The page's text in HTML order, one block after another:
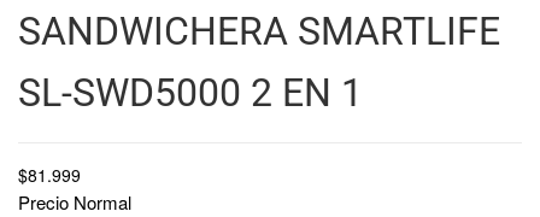
SANDWICHERA SMARTLIFE
SL-SWD5000 2 EN 1
$81.999
Precio Normal